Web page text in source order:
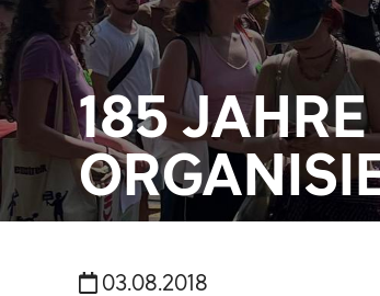
185
03.08.2018